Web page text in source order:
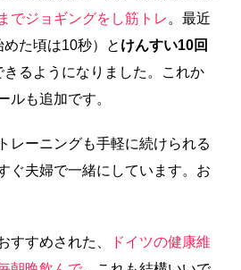
でジョギングをし筋トレ 。最近
めた頃は10秒）と けんすい10回
きるようになりました。これか
ルも追加です。
レーニングも手軽に続けられる
ぐ夫婦で一緒にしています。お
すすめされた、
ドイツの健康維